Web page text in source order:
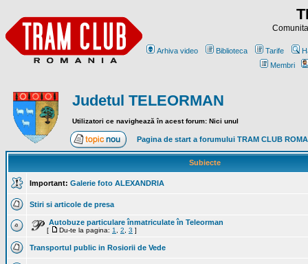
Arhiva video Biblioteca Tarife
Membri
Judetul TELEORMAN
Utilizatori ce navighează în acest forum: Nici unul
Pagina de start a forumului TRAM CLUB
Subiecte
Important: Galerie foto ALEXANDRIA
Stiri si articole de presa
Autobuze particulare înmatriculate în Teleorman
[ Du-te la pagina: 1 2 3 ]
Transportul public in Rosiorii de Vede